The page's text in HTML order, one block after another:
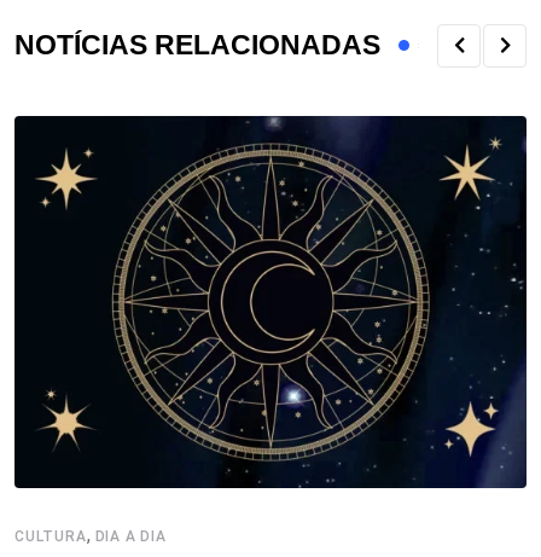
NOTÍCIAS RELACIONADAS
CULTURA, DIA A DIA